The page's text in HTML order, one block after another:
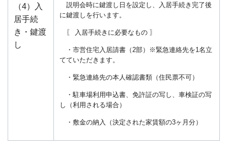
（4）入
居手続
き・ 鍵渡
し
説明会時に鍵渡し日を設定し、入居手続き完了後
に鍵渡しを行います。
〖 入居手続きに必要なもの 〗
・市営住宅入居請書（2部）※緊急連絡先を1名立
てていただきます。
・緊急連絡先の本人確認書類（住民票不可）
・駐車場利用申込書、免許証の写し、車検証の写
し（利用される場合）
・敷金の納入（決定された家賃額の3ヶ月分）